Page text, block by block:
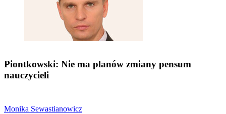
Piontkowski: Nie ma planów zmiany pensum
nauczycieli
Monika Sewastianowicz